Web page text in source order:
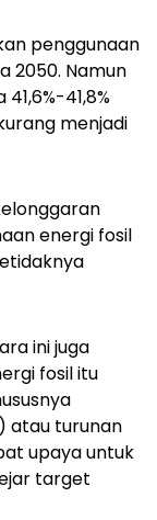
penggunaan
2050. Namun
41,8%
menjadi
energi fosil
ini juga
fosil itu
atau turunan
upaya untuk
target